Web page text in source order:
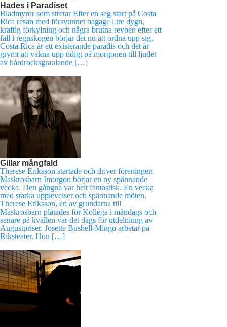
Hades i Paradiset
Bladmyror som stretar Efter en seg start på Costa
Rica resan med försvunnet bagage i tre dygn,
kraftig förkylning och några brutna revben efter ett
fall i regnskogen börjar det nu att ordna upp sig.
Costa Rica är ett existerande paradis och det är
grymt att vakna upp tidigt på morgonen till ljudet
av hårdrocksgraulande […]
Gillar mångfald
Therese Eriksson startade och driver föreningen
Maskrosbarn Imorgon börjar en ny spännande
vecka. Den gångna var helt fantastisk. En vecka
med starka upplevelser och spännande möten.
Therese Eriksson, en av grundarna till
Maskrosbarn plåtades för Kollega i måndags och
senare på kvällen var det dags för utdelninng av
Augustpriser. Josette Bushell-Mingo arbetar på
Riksteater. Hon […]